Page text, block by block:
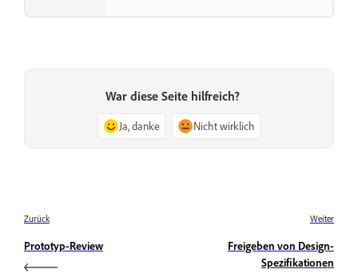
War diese Seite hilfreich?
Ja, danke Nicht wirklich
Zurück
Prototyp-Review
Weiter
Freigeben von Design-
Spezifikationen